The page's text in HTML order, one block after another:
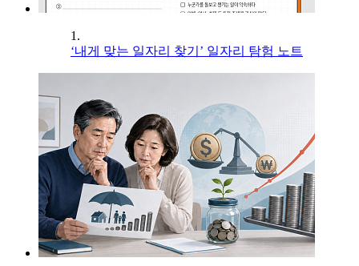
1.
‘내게 맞는 일자리 찾기’ 일자리 탐험 노트